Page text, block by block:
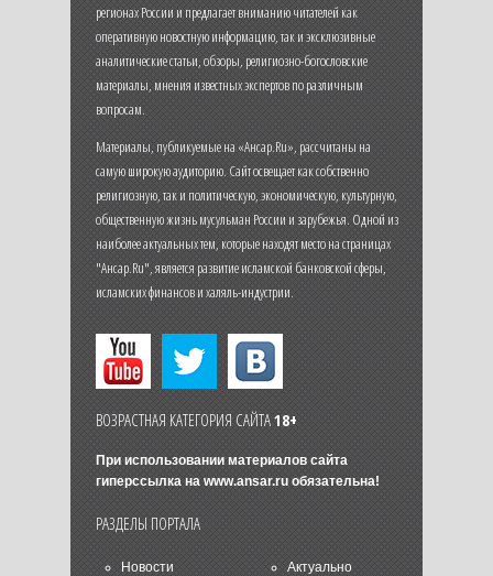
регионах России и предлагает вниманию читателей как
оперативную новостную информацию, так и эксклюзивные
аналитические статьи, обзоры, религиозно-богословские
материалы, мнения известных экспертов по различным
вопросам.
Материалы, публикуемые на «Ансар.Ru», рассчитаны на
самую широкую аудиторию. Сайт освещает как собственно
религиозную, так и политическую, экономическую, культурную,
общественную жизнь мусульман России и зарубежья. Одной из
наиболее актуальных тем, которые находят место на страницах
"Ансар.Ru", является развитие исламской банковской сферы,
исламских финансов и халяль-индустрии.
ВОЗРАСТНАЯ КАТЕГОРИЯ САЙТА18+
При использовании материалов сайта
гиперссылка на www.ansar.ruобязательна!
РАЗДЕЛЫ ПОРТАЛА
Новости
Актуально